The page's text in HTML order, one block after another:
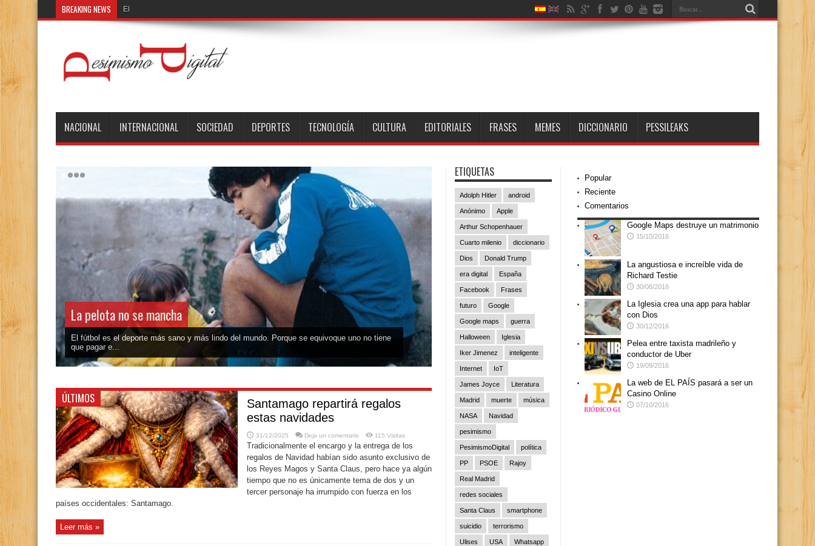
BREAKING NEWS El demonio de Babel
NACIONAL INTERNACIONAL SOCIEDAD DEPORTES TECNOLOGÍA CULTURA EDITORIALES FRASES MEMES DICCIONARIO PESSILEAKS
La pelota no se mancha
El fútbol es el deporte más sano y más lindo del mundo. Porque se equivoque uno no tiene
que pagar e...
ÚLTIMOS
Santamago repartirá regalos
estas navidades
31/12/2025 Deja un comentario 115 Visitas
Tradicionalmente el encargo y la entrega de los
regalos de Navidad habían sido asunto exclusivo de
los Reyes Magos y Santa Claus, pero hace ya algún
tiempo que no es únicamente tema de dos y un
tercer personaje ha irrumpido con fuerza en los
países occidentales: Santamago.
Leer más »
ETIQUETAS
Adolph Hitler android
Anónimo Apple
Arthur Schopenhauer
Cuarto milenio diccionario
Dios Donald Trump
era digital España
Facebook Frases
futuro Google
Google maps guerra
Halloween Iglesia
Iker Jimenez inteligente
Internet IoT
James Joyce Literatura
Madrid muerte música
NASA Navidad
pesimismo
PesimismoDigital política
PP PSOE Rajoy
Real Madrid
redes sociales
Santa Claus smartphone
suicidio terrorismo
Ulises USA Whatsapp
Popular
Reciente
Comentarios
Google Maps destruye un matrimonio
15/10/2016
La angustiosa e increíble vida de
Richard Testie
30/08/2016
La Iglesia crea una app para hablar
con Dios
30/12/2016
Pelea entre taxista madrileño y
conductor de Uber
19/09/2016
La web de EL PAÍS pasará a ser un
Casino Online
07/10/2016